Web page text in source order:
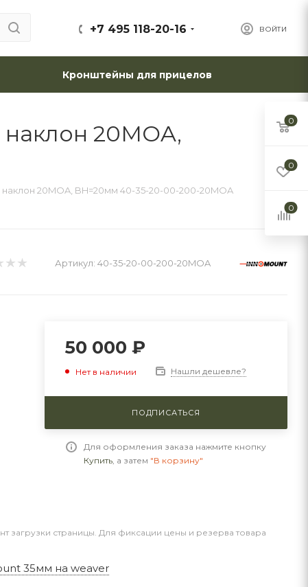
ВОЙТИ
+7 495 118-20-16
Кронштейны для прицелов
20MOA,
20MOA, BH=20мм 40-35-20-00-200-20MOA
Артикул: 40-35-20-00-200-20MOA
50 000 ₽
Нет в наличии Нашли дешевле?
ПОДПИСАТЬСЯ
Для оформления заказа нажмите кнопку
Купить, а затем "В корзину"
загрузки страницы. Для фиксации цены и резерва товара
35мм на weaver
0
0
0